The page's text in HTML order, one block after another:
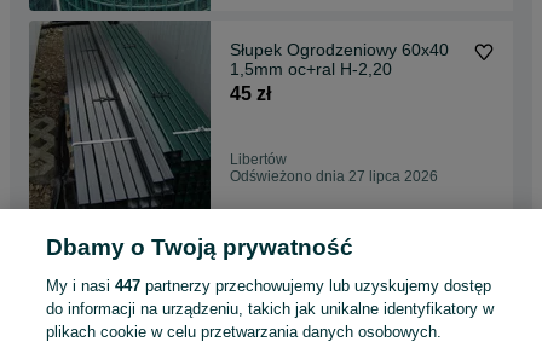
Słupek Ogrodzeniowy 60x40
1,5mm oc+ral H-2,20
45 zł
Libertów
Odświeżono dnia 27 lipca 2026
Panel Ogrodzeniowy fi 4
50x200
80 zł
Dbamy o Twoją prywatność
My i nasi447 partnerzy przechowujemy lub uzyskujemy dostęp
do informacji na urządzeniu, takich jak unikalne identyfikatory w
plikach cookie w celu przetwarzania danych osobowych.